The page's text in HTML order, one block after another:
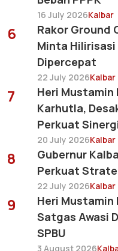
16 July 2026Kalbar
6
Rakor Ground
Minta Hilirisasi
Dipercepat
22 July 2026Kalbar
7
Heri
Karhutla,
Perkuat
20 July 2026Kalbar
8
Gubernur
Perkuat
22 July 2026Kalbar
9
Heri
Satgas Awasi
SPBU
3 August 2026